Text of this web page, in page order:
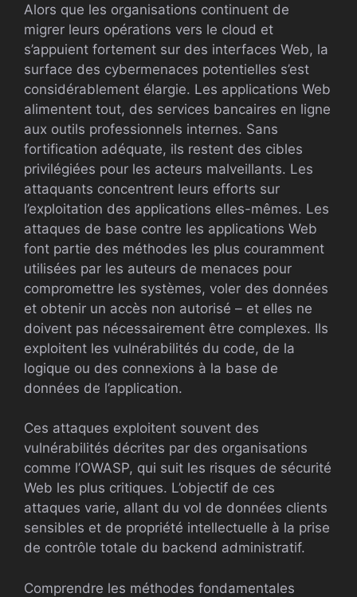
Alors que les organisations continuent de
migrer leurs opérations vers le cloud et
s’appuient fortement sur des interfaces Web, la
surface des cybermenaces potentielles s’est
considérablement élargie. Les applications Web
alimentent tout, des services bancaires en ligne
aux outils professionnels internes. Sans
fortification adéquate, ils restent des cibles
privilégiées pour les acteurs malveillants. Les
attaquants concentrent leurs efforts sur
l’exploitation des applications elles-mêmes. Les
attaques de base contre les applications Web
font partie des méthodes les plus couramment
utilisées par les auteurs de menaces pour
compromettre les systèmes, voler des données
et obtenir un accès non autorisé – et elles ne
doivent pas nécessairement être complexes. Ils
exploitent les vulnérabilités du code, de la
logique ou des connexions à la base de
données de l’application.
Ces attaques exploitent souvent des
vulnérabilités décrites par des organisations
comme l’OWASP, qui suit les risques de sécurité
Web les plus critiques. L’objectif de ces
attaques varie, allant du vol de données clients
sensibles et de propriété intellectuelle à la prise
de contrôle totale du backend administratif.
Comprendre les méthodes fondamentales